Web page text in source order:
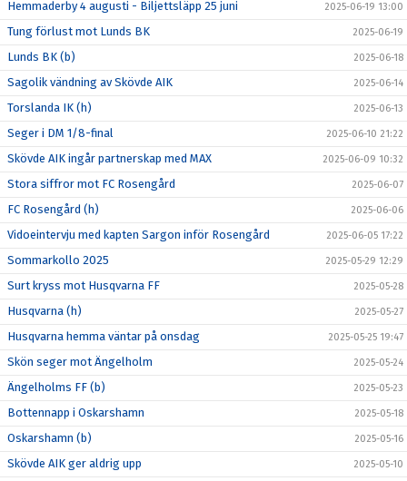
Hemmaderby 4 augusti - Biljettsläpp 25 juni 2025-06-19 13:00
Tung förlust mot Lunds BK 2025-06-19
Lunds BK (b) 2025-06-18
Sagolik vändning av Skövde AIK 2025-06-14
Torslanda IK (h) 2025-06-13
Seger i DM 1/8-final 2025-06-10 21:22
Skövde AIK ingår partnerskap med MAX 2025-06-09 10:32
Stora siffror mot FC Rosengård 2025-06-07
FC Rosengård (h) 2025-06-06
Vidoeintervju med kapten Sargon inför Rosengård 2025-06-05 17:22
Sommarkollo 2025 2025-05-29 12:29
Surt kryss mot Husqvarna FF 2025-05-28
Husqvarna (h) 2025-05-27
Husqvarna hemma väntar på onsdag 2025-05-25 19:47
Skön seger mot Ängelholm 2025-05-24
Ängelholms FF (b) 2025-05-23
Bottennapp i Oskarshamn 2025-05-18
Oskarshamn (b) 2025-05-16
Skövde AIK ger aldrig upp 2025-05-10